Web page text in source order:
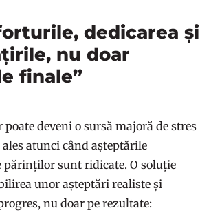
dedicarea și
nu doar
finale”
poate deveni o sursă majoră de stres
atunci când așteptările
părinților sunt ridicate. O soluție
unor așteptări realiste și
nu doar pe rezultate: